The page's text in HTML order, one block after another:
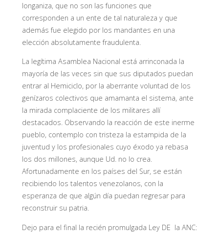
longaniza, que no son las funciones que
corresponden a un ente de tal naturaleza y que
además fue elegido por los mandantes en una
elección absolutamente fraudulenta.
La legítima Asamblea Nacional está arrinconada la
mayoría de las veces sin que sus diputados puedan
entrar al Hemiciclo, por la aberrante voluntad de los
genízaros colectivos que amamanta el sistema, ante
la mirada complaciente de los militares allí
destacados. Observando la reacción de este inerme
pueblo, contemplo con tristeza la estampida de la
juventud y los profesionales cuyo éxodo ya rebasa
los dos millones, aunque Ud. no lo crea.
Afortunadamente en los países del Sur, se están
recibiendo los talentos venezolanos, con la
esperanza de que algún día puedan regresar para
reconstruir su patria.
Dejo para el final la recién promulgada Ley DE la ANC: